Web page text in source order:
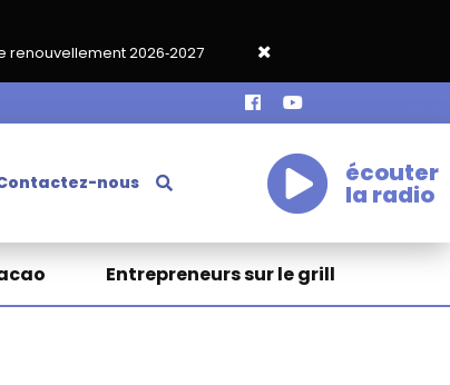
Grand café de rentrée HKA le vendredi 18
nous écouter
la radio
Entrepreneurs sur le grill